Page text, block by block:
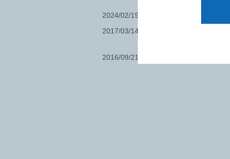
2024/02/19
看護職賠償責任
2017/03/14
【ユーザー登録
込・加入証明書
2016/09/21